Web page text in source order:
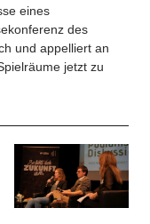
eines
des
und appelliert an
jetzt zu